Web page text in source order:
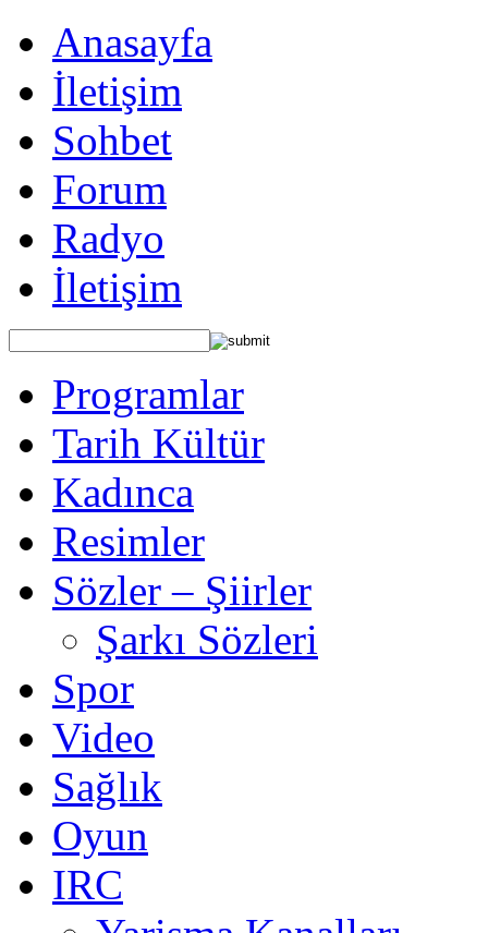
Anasayfa
İletişim
Sohbet
Forum
Radyo
İletişim
Programlar
Tarih Kültür
Kadınca
Resimler
Sözler – Şiirler
Şarkı Sözleri
Spor
Video
Sağlık
Oyun
IRC